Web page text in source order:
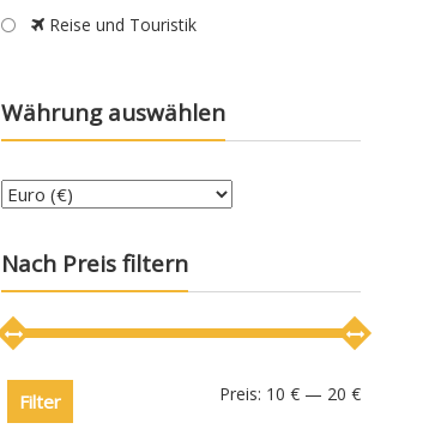
Reise und Touristik
Währung auswählen
Nach Preis filtern
Filter Preis: 10 € — 20 €